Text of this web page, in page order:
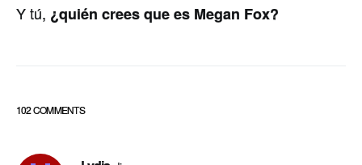
Y tú, ¿quién crees que es Megan Fox?
102 COMMENTS